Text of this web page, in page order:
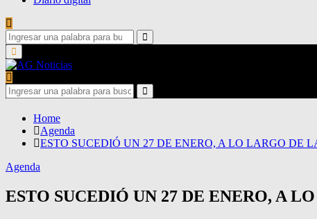
Search
for:
Search
Primary
Menu
Search
for:
Search
Home
Agenda
ESTO SUCEDIÓ UN 27 DE ENERO, A LO LARGO DE
Agenda
ESTO SUCEDIÓ UN 27 DE ENERO, A